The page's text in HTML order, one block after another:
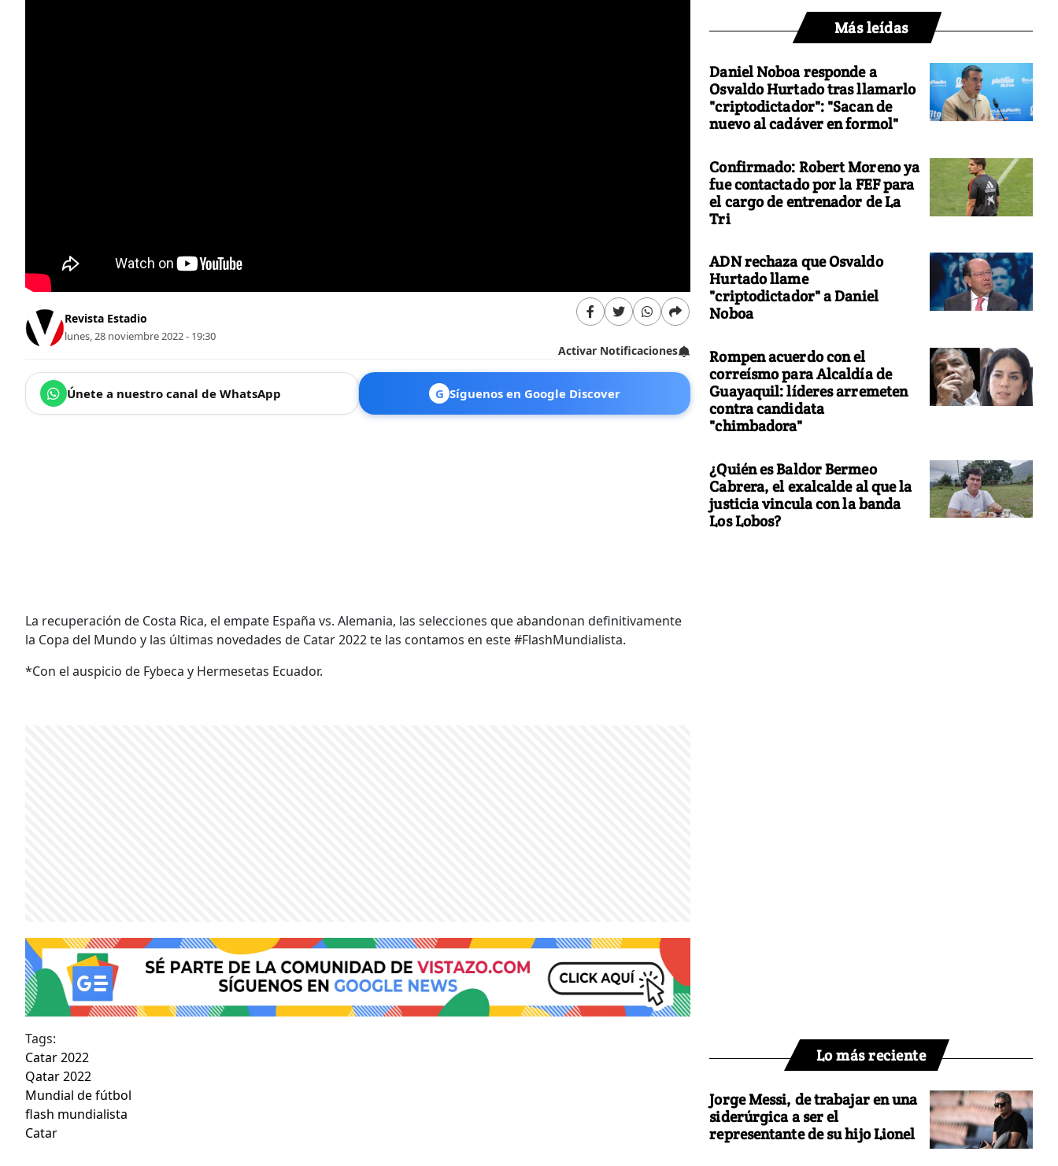
Revista Estadio
lunes, 28 noviembre 2022 - 19:30
Activar Notificaciones
Únete a nuestro canal de WhatsApp G Síguenos en Google Discover
La recuperación de Costa Rica, el empate España vs. Alemania, las selecciones que abandonan definitivamente
la Copa del Mundo y las últimas novedades de Catar 2022 te las contamos en este #FlashMundialista.
*Con el auspicio de Fybeca y Hermesetas Ecuador.
Tags:
Catar 2022
Qatar 2022
Mundial de fútbol
flash mundialista
Catar
Más leídas
Daniel Noboa responde a
Osvaldo Hurtado tras llamarlo
"criptodictador": "Sacan de
nuevo al cadáver en formol"
Confirmado: Robert Moreno ya
fue contactado por la FEF para
el cargo de entrenador de La
Tri
ADN rechaza que Osvaldo
Hurtado llame
"criptodictador" a Daniel
Noboa
Rompen acuerdo con el
correísmo para Alcaldía de
Guayaquil: líderes arremeten
contra candidata
"chimbadora"
¿Quién es Baldor Bermeo
Cabrera, el exalcalde al que la
justicia vincula con la banda
Los Lobos?
Lo más reciente
Jorge Messi, de trabajar en una
siderúrgica a ser el
representante de su hijo Lionel